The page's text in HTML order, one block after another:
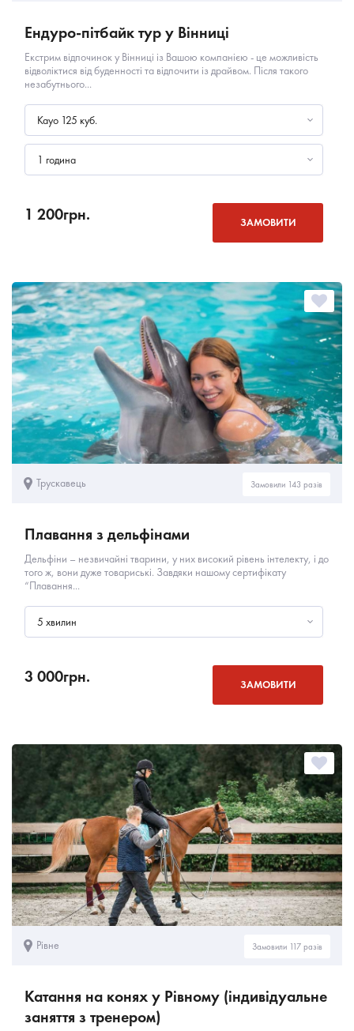
Ендуро-пітбайк тур у Вінниці
Екстрим відпочинок у Вінниці із Вашою компанією - це можливість
відволіктися від буденності та відпочити із драйвом. Після такого
незабутнього...
Kayo 125 куб.
1 година
1 200грн. ЗАМОВИТИ
Трускавець Замовили 143 разів
Плавання з дельфінами
Дельфіни – незвичайні тварини, у них високий рівень інтелекту, і до
того ж, вони дуже товариські. Завдяки нашому сертифікату
“Плавання...
5 хвилин
3 000грн. ЗАМОВИТИ
Рівне Замовили 117 разів
Катання на конях у Рівному (індивідуальне
заняття з тренером)